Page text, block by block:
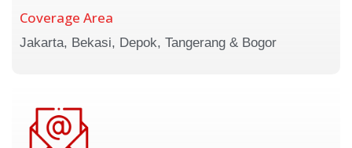
Coverage Area
Jakarta, Bekasi, Depok, Tangerang & Bogor